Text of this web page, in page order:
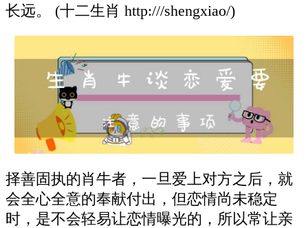
长远。 (十二生肖 http:///shengxiao/)
择善固执的肖牛者，一旦爱上对方之后，就
会全心全意的奉献付出，但恋情尚未稳定
时，是不会轻易让恋情曝光的，所以常让亲